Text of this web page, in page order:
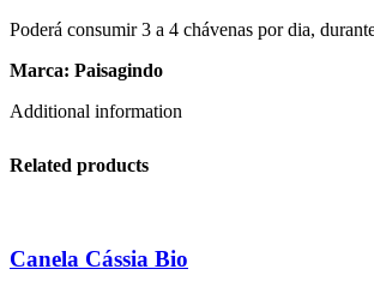
Poderá consumir 3 a 4 chávenas por dia,
Marca: Paisagindo
Additional information
Related products
Canela Cássia Bio